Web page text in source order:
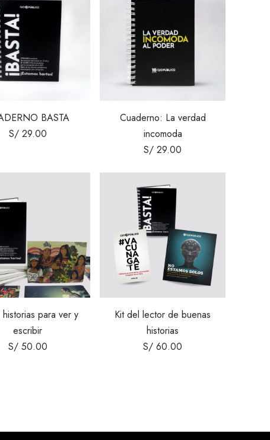
BASTA
S/29.00
Cuaderno: La verdad
incomoda
S/ 29.00
historias para ver y
escribir
S/50.00
Kit del lector de buenas
historias
S/ 60.00